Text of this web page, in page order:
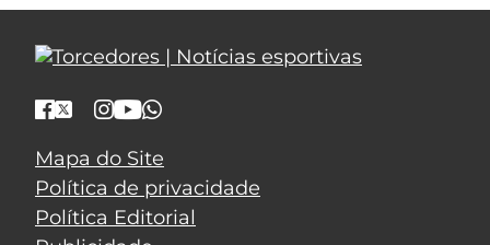
Mapa do Site
Política de privacidade
Política Editorial